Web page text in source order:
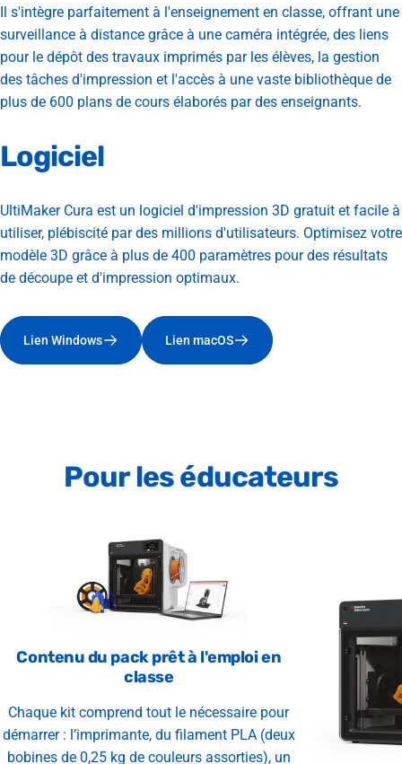
Il s'intègre parfaitement à l'enseignement en classe, offrant une
surveillance à distance grâce à une caméra intégrée, des liens
pour le dépôt des travaux imprimés par les élèves, la gestion
des tâches d'impression et l'accès à une vaste bibliothèque de
plus de 600 plans de cours élaborés par des enseignants.
Logiciel
UltiMaker Cura est un logiciel d'impression 3D gratuit et facile à
utiliser, plébiscité par des millions d'utilisateurs. Optimisez votre
modèle 3D grâce à plus de 400 paramètres pour des résultats
de découpe et d'impression optimaux.
Lien Windows Lien macOS
Pourleséducateurs
Contenu du pack prêt à l'emploi en
classe
Chaque kit comprend tout le nécessaire pour
démarrer : l’imprimante, du filament PLA (deux
bobines de 0,25 kg de couleurs assorties), un